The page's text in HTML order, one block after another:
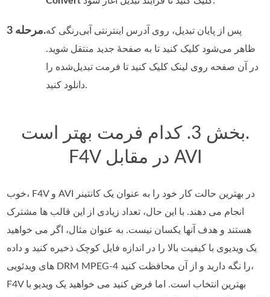
مرحله 3.پس از پایان تبدیل، روی آدرس اینترنتی آبی‌رنگی که
ظاهر می‌شود کلیک کنید تا به صفحهٔ جدید منتقل شوید.
در آن صفحه روی لینک کلیک کنید تا فرمت تبدیل‌شده را
دانلود کنید.
بخش 3. کدام فرمت بهتر است.
F4V در مقابل AVI
خوب، F4V و AVI در بهترین حالت کار خود را به عنوان یک کانتینر
انجام می دهند. با این حال، تعداد زیادی از این قالب ها مشترک
هستند و هدف آنها یکسان نیست. به عنوان مثال، اگر می خواهید
یک ویدیوی با کیفیت بالا را در اندازه فایل کوچک ذخیره کنید و داده
های ویدئویی DRM MPEG-4 را نگه دارید و از آن محافظت کنید،
F4V بهترین انتخاب است. اما فرض کنید می خواهید یک ویدیو با